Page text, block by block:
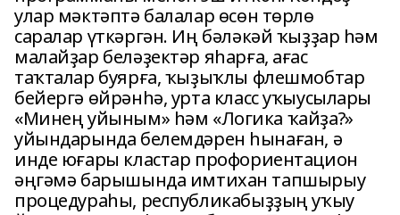
улар мәктәптә балалар өсөн төрлө
саралар үткәргән. Иң бәләкәй ҡыҙҙар һәм
малайҙар беләҙектәр яһарға, ағас
таҡталар буярға, ҡыҙыҡлы флешмобтар
бейергә өйрәнһә, урта класс уҡыусылары
«Минең уйыным» һәм «Логика ҡайҙа?»
уйындарында белемдәрен һынаған, ә
инде юғары кластар профориентацион
әңгәмә барышында имтихан тапшырыу
процедураһы, республикабыҙҙың уҡыу